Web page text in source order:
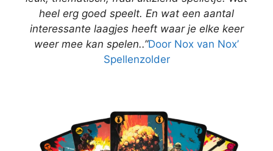
heel erg goed speelt. En wat een aantal
interessante laagjes heeft waar je elke keer
weer mee kan spelen..”Door Nox van Nox’
Spellenzolder